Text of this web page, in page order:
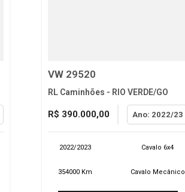
VW 29520
RL Caminhões - RIO VERDE/GO
R$ 390.000,00 Ano: 2022/23
2022/2023 Cavalo 6x4
354000 Km Cavalo Mecânico